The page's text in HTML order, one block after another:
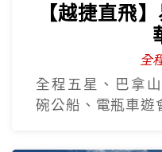
【越捷直飛
全
全程五星、巴拿
碗公船、電瓶車遊